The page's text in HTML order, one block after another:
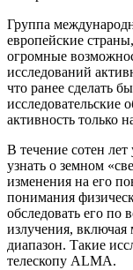
Группа
европейские
огромные
исследований
что ранее сделать
исследовательские
активность только
В течение сотен
узнать о земном
изменения на его
понимания
обследовать его по
излучения,
диапазон. Такие
телескопу ALMA.